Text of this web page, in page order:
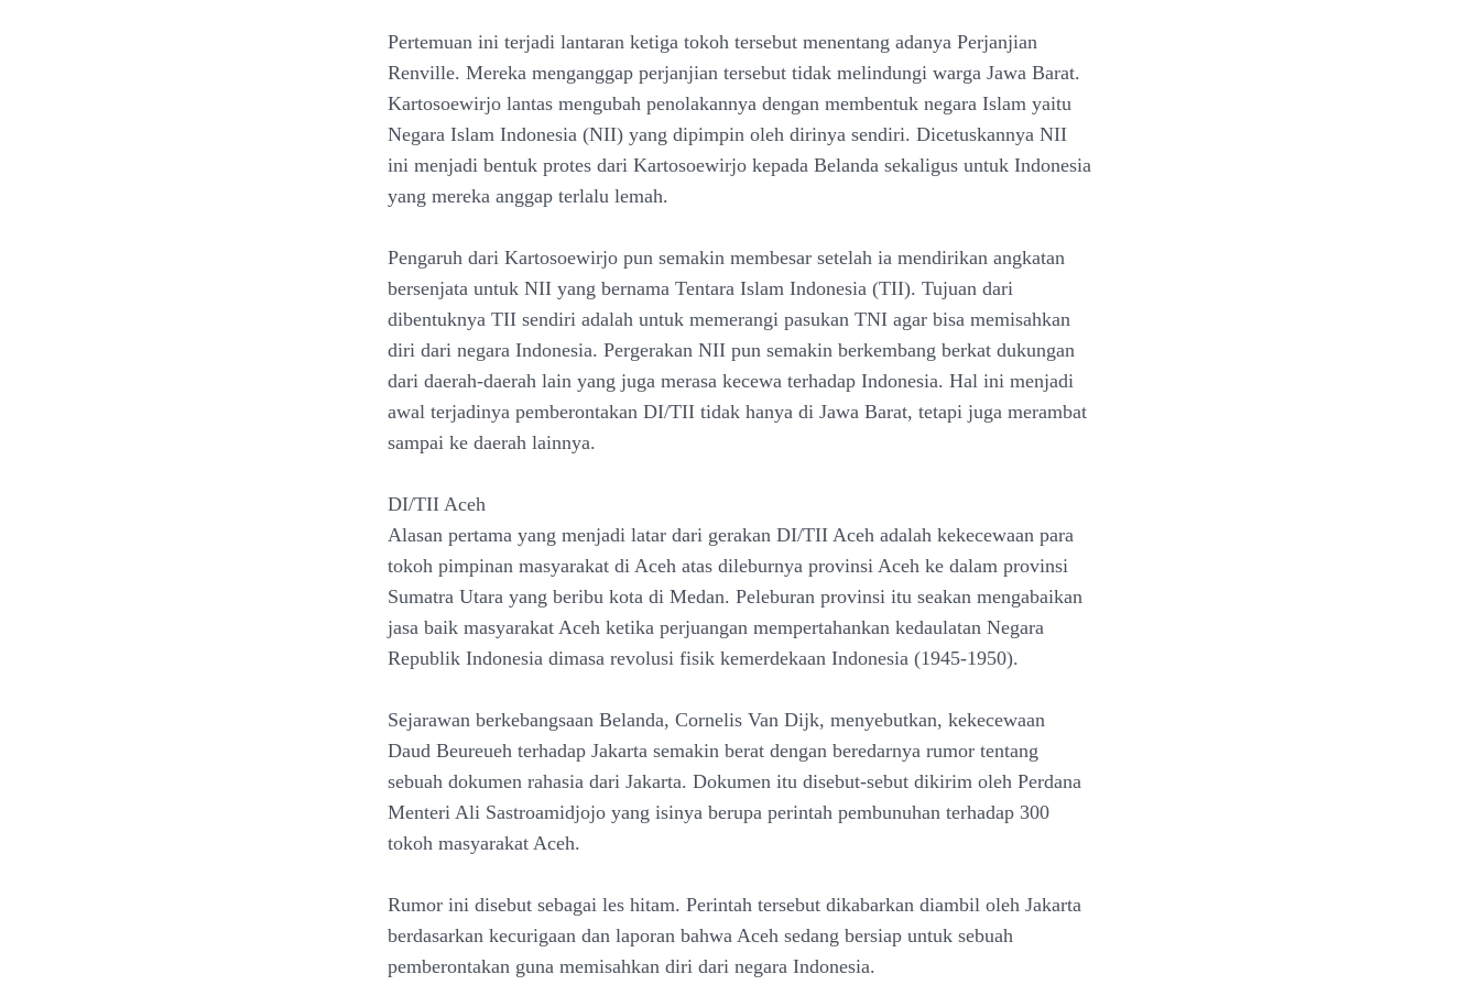
Pertemuan ini terjadi lantaran ketiga tokoh tersebut menentang adanya Perjanjian
Renville. Mereka menganggap perjanjian tersebut tidak melindungi warga Jawa Barat.
Kartosoewirjo lantas mengubah penolakannya dengan membentuk negara Islam yaitu
Negara Islam Indonesia (NII) yang dipimpin oleh dirinya sendiri. Dicetuskannya NII
ini menjadi bentuk protes dari Kartosoewirjo kepada Belanda sekaligus untuk Indonesia
yang mereka anggap terlalu lemah.
Pengaruh dari Kartosoewirjo pun semakin membesar setelah ia mendirikan angkatan
bersenjata untuk NII yang bernama Tentara Islam Indonesia (TII). Tujuan dari
dibentuknya TII sendiri adalah untuk memerangi pasukan TNI agar bisa memisahkan
diri dari negara Indonesia. Pergerakan NII pun semakin berkembang berkat dukungan
dari daerah-daerah lain yang juga merasa kecewa terhadap Indonesia. Hal ini menjadi
awal terjadinya pemberontakan DI/TII tidak hanya di Jawa Barat, tetapi juga merambat
sampai ke daerah lainnya.
DI/TII Aceh
Alasan pertama yang menjadi latar dari gerakan DI/TII Aceh adalah kekecewaan para
tokoh pimpinan masyarakat di Aceh atas dileburnya provinsi Aceh ke dalam provinsi
Sumatra Utara yang beribu kota di Medan. Peleburan provinsi itu seakan mengabaikan
jasa baik masyarakat Aceh ketika perjuangan mempertahankan kedaulatan Negara
Republik Indonesia dimasa revolusi fisik kemerdekaan Indonesia (1945-1950).
Sejarawan berkebangsaan Belanda, Cornelis Van Dijk, menyebutkan, kekecewaan
Daud Beureueh terhadap Jakarta semakin berat dengan beredarnya rumor tentang
sebuah dokumen rahasia dari Jakarta. Dokumen itu disebut-sebut dikirim oleh Perdana
Menteri Ali Sastroamidjojo yang isinya berupa perintah pembunuhan terhadap 300
tokoh masyarakat Aceh.
Rumor ini disebut sebagai les hitam. Perintah tersebut dikabarkan diambil oleh Jakarta
berdasarkan kecurigaan dan laporan bahwa Aceh sedang bersiap untuk sebuah
pemberontakan guna memisahkan diri dari negara Indonesia.